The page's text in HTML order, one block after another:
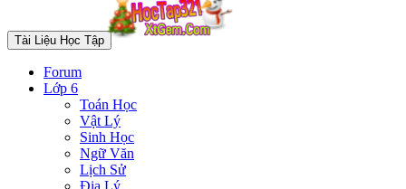
Tài Liệu Học Tập
Forum
Lớp 6
Toán Học
Vật Lý
Sinh Học
Ngữ Văn
Lịch Sử
Địa Lý